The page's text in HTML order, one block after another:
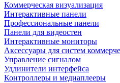
Коммерческая визуализация
Интерактивные панели
Профессиональные панели
Панели для видеостен
Интерактивные мониторы
Аксессуары для систем
Управление сигналом
Удлинители интерфейса
Контроллеры и медиаплееры